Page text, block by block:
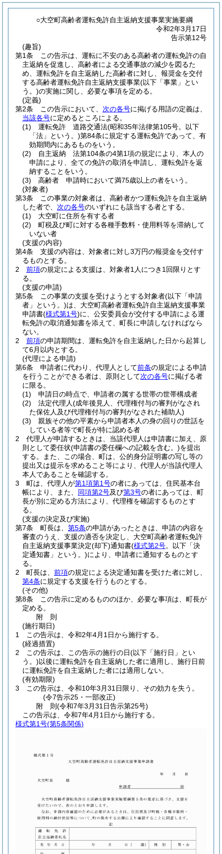
○大空町高齢者運転免許自主返納支援事業実施要綱
令和2年3月17日
告示第12号
(趣旨)
第1条
この告示は、運転に不安のある高齢者の運転免許の自
主返納を促進し、高齢者による交通事故の減少を図るた
め、運転免許を自主返納した高齢者に対し、報奨金を交付
する高齢者運転免許自主返納支援事業(以下「事業」とい
う。)の実施に関し、必要な事項を定める。
(定義)
第2条
この告示において、 次の各号に掲げる用語の定義は、
当該各号に定めるところによる。
(1)
運転免許 道路交通法(昭和35年法律第105号。以下
「法」という。)第84条に規定する運転免許であって、有
効期間内にあるものをいう。
(2)
自主返納 法第104条の4第1項の規定により、本人の
申請により、全ての免許の取消を申請し、運転免許を返
納することをいう。
(3)
高齢者 申請時において満75歳以上の者をいう。
(対象者)
第3条
この事業の対象者は、高齢者かつ運転免許を自主返納
した者で、 次の各号のいずれにも該当する者とする。
(1)
大空町に住所を有する者
(2)
町税及び町に対する各種手数料・使用料等を滞納して
いない者
(支援の内容)
第4条
支援の内容は、対象者に対し3万円の報奨金を交付す
るものとする。
2
前項の規定による支援は、対象者1人につき1回限りとす
る。
(支援の申請)
第5条
この事業の支援を受けようとする対象者(以下「申請
者」という。)は、大空町高齢者運転免許自主返納支援事業
申請書(様式第1号)に、公安委員会が交付する申請による運
転免許の取消通知書を添えて、町長に申請しなければなら
ない。
2
前項の申請期間は、運転免許を自主返納した日から起算し
て6月以内とする。
(代理による申請)
第6条
申請者に代わり、代理人として前条の規定による申請
を行うことができる者は、原則として次の各号に掲げる者
に限る。
(1)
申請日の時点で、申請者の属する世帯の世帯構成者
(2)
法定代理人(成年後見人、代理権付与の審判がなされ
た保佐人及び代理権付与の審判がなされた補助人)
(3)
親族その他の平素から申請者本人の身の回りの世話を
している者等で町長が特に認める者
2
代理人が申請するときは、当該代理人は申請書に加え、原
則として委任状(申請書の委任欄への記載を含む。)を提出
する。
また、この場合、町は、公的身分証明書の写し等の
提出又は提示を求めること等により、代理人が当該代理人
本人であることを確認する。
3
町は、代理人が第1項第1号の者にあっては、住民基本台
帳により、また、 同項第2号及び第3号の者にあっては、町
長が別に定める方法により、代理権を確認するものとす
る。
(支援の決定及び実施)
第7条
町長は、 第5条の申請があったときは、申請の内容を
審査のうえ、支援の適否を決定し、大空町高齢者運転免許
自主返納支援事業決定(却下)通知書(様式第2号。以下「決
定通知書」という。)により、申請者に通知するものとす
る。
2
町長は、 前項の規定による決定通知書を受けた者に対し、
第4条に規定する支援を行うものとする。
(その他)
第8条
この告示に定めるもののほか、必要な事項は、町長が
定める。
附 則
(施行期日)
1
この告示は、令和2年4月1日から施行する。
(経過措置)
2
この告示は、この告示の施行の日(以下「施行日」とい
う。)以後に運転免許を自主返納した者に適用し、施行日前
に運転免許を自主返納した者には適用しない。
(有効期限)
3
この告示は、令和10年3月31日限り、その効力を失う。
(令7告示25・一部改正)
附 則(令和7年3月31日告示第25号)
この告示は、令和7年4月1日から施行する。
様式第1号(第5条関係)